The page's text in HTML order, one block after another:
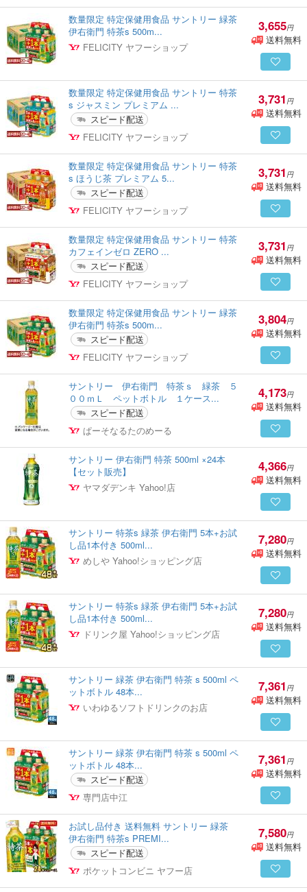
数量限定 特定保健用食品 サントリー 緑茶
伊右衛門 特茶s 500m...
FELICITY ヤフーショップ
3,655円
送料無料
数量限定 特定保健用食品 サントリー 特茶
s ジャスミン プレミアム ...
スピード配送
FELICITY ヤフーショップ
3,731 円
送料無料
数量限定 特定保健用食品 サントリー 特茶
s ほうじ茶 プレミアム 5...
スピード配送
FELICITY ヤフーショップ
3,731 円
送料無料
数量限定 特定保健用食品 サントリー 特茶
カフェインゼロ ZERO ...
スピード配送
FELICITY ヤフーショップ
3,731 円
送料無料
数量限定 特定保健用食品 サントリー 緑茶
伊右衛門 特茶s 500m...
スピード配送
FELICITY ヤフーショップ
3,804円
送料無料
サントリー 伊右衛門 特茶ｓ 緑茶 ５
００ｍＬ ペットボトル １ケース...
スピード配送
ぱーそなるたのめーる
4,173円
送料無料
サントリー 伊右衛門 特茶 500ml ×24本
【セット販売】
ヤマダデンキ Yahoo!店
4,366円
送料無料
サントリー 特茶s 緑茶 伊右衛門 5本+お試
し品1本付き 500ml...
めしや Yahoo!ショッピング店
7,280円
送料無料
サントリー 特茶s 緑茶 伊右衛門 5本+お試
し品1本付き 500ml...
ドリンク屋 Yahoo!ショッピング店
7,280円
送料無料
サントリー 緑茶 伊右衛門 特茶 s 500ml ペ
ットボトル 48本...
いわゆるソフトドリンクのお店
7,361 円
送料無料
サントリー 緑茶 伊右衛門 特茶 s 500ml ペ
ットボトル 48本...
スピード配送
専門店中江
7,361 円
送料無料
お試し品付き 送料無料 サントリー 緑茶
伊右衛門 特茶s PREMI...
スピード配送
ポケットコンビニ ヤフー店
7,580円
送料無料